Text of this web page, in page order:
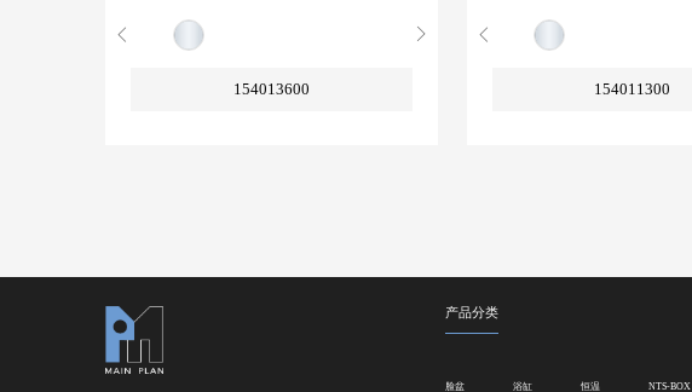
154013600 154011300
产品分类
脸盆
浴缸 恒温 NTS-BOX